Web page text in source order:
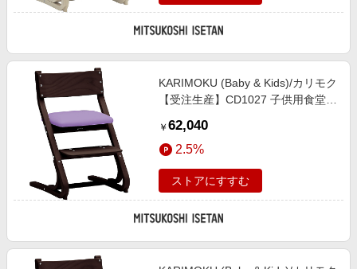
KARIMOKU (Baby & Kids)/カリモク
【受注生産】CD1027 子供用食堂椅
ープル色 机・デスク【三越伊勢丹/
公式】
￥ 62,040
2.5%
ストアにすすむ